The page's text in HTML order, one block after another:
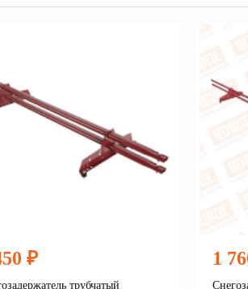
₽
трубчатый
1